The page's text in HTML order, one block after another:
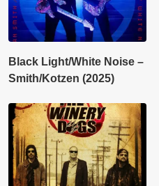
Black Light/White Noise –
Smith/Kotzen (2025)